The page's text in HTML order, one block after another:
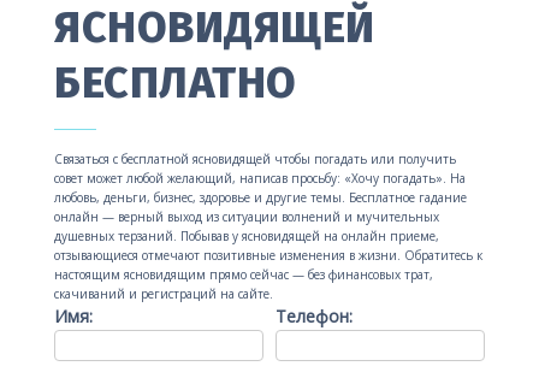
ЯСНОВИДЯЩЕЙ
БЕСПЛАТНО
Связаться с бесплатной ясновидящей чтобы погадать или получить
совет может любой желающий, написав просьбу: «Хочу погадать». На
любовь, деньги, бизнес, здоровье и другие темы. Бесплатное гадание
онлайн — верный выход из ситуации волнений и мучительных
душевных терзаний. Побывав у ясновидящей на онлайн приеме,
отзывающиеся отмечают позитивные изменения в жизни. Обратитесь к
настоящим ясновидящим прямо сейчас — без финансовых трат,
скачиваний и регистраций на сайте.
Имя: Телефон: